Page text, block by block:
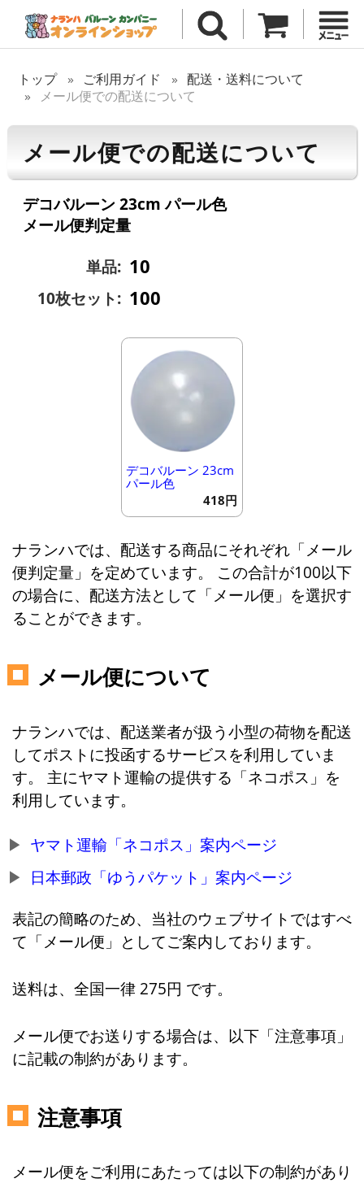
トップ ご利用ガイド
配送・送料について
メール便での配送について
メール便での配送について
デコバルーン 23cm パール色
メール便判定量
単品: 10
10枚セット: 100
デコバルーン 23cm
パール色
418円
ナランハでは、配送する商品にそれぞれ「メール
便判定量」を定めています。 この合計が100以下
の場合に、配送方法として「メール便」を選択す
ることができます。
メール便について
ナランハでは、配送業者が扱う小型の荷物を配送
してポストに投函するサービスを利用していま
す。 主にヤマト運輸の提供する「ネコポス」を
利用しています。
ヤマト運輸「ネコポス」案内ページ
日本郵政「ゆうパケット」案内ページ
表記の簡略のため、当社のウェブサイトではすべ
て「メール便」としてご案内しております。
送料は、全国一律 275円 です。
メール便でお送りする場合は、以下「注意事項」
に記載の制約があります。
注意事項
メール便をご利用にあたっては以下の制約があり